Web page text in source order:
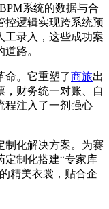
系统的数据与合
控逻辑实现跨系统预
工录入，这些成功案
路。
命。它重塑了商旅出
，财务统一对账、自
程注入了一剂强心
制化解决方案。为赛
定制化搭建“专家库
精美衣裳，贴合企